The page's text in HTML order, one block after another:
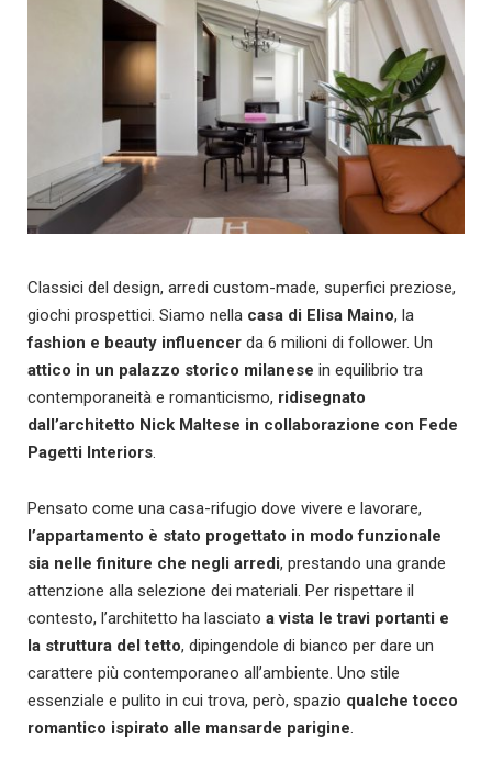
Classici del design, arredi custom-made, superfici preziose,
giochi prospettici. Siamo nella casa di Elisa Maino, la
fashion e beauty influencer da 6 milioni di follower. Un
attico in un palazzo storico milanese in equilibrio tra
contemporaneità e romanticismo, ridisegnato
dall’architetto Nick Maltese in collaborazione con Fede
Pagetti Interiors.
Pensato come una casa-rifugio dove vivere e lavorare,
l’appartamento è stato progettato in modo funzionale
sia nelle finiture che negli arredi, prestando una grande
attenzione alla selezione dei materiali. Per rispettare il
contesto, l’architetto ha lasciato a vista le travi portanti e
la struttura del tetto, dipingendole di bianco per dare un
carattere più contemporaneo all’ambiente. Uno stile
essenziale e pulito in cui trova, però, spazio qualche tocco
romantico ispirato alle mansarde parigine.